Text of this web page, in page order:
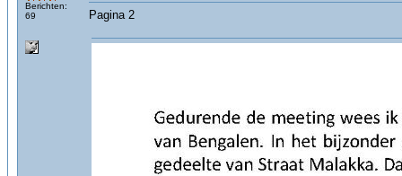
Berichten:
69
Pagina 2